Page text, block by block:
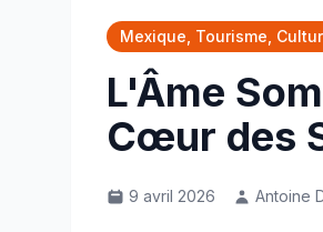
Mexique, Tourisme,
L'Âme
Cœur des
9 avril 2026 Antoine